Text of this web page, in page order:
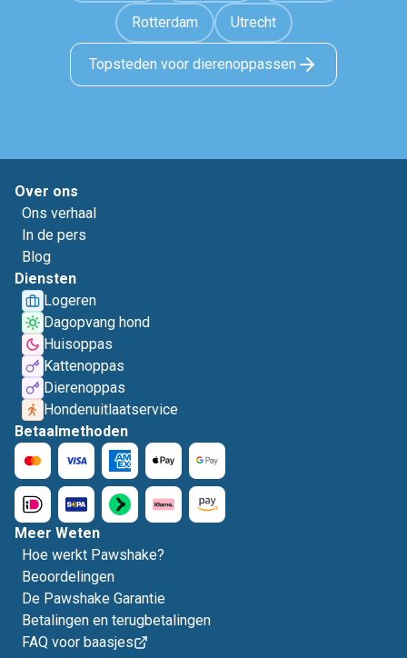
Rotterdam Utrecht
Topsteden voor dierenoppassen
Over ons
Ons verhaal
In de pers
Blog
Diensten
Logeren
Dagopvang hond
Huisoppas
Kattenoppas
Dierenoppas
Hondenuitlaatservice
Betaalmethoden
Meer Weten
Hoe werkt Pawshake?
Beoordelingen
De Pawshake Garantie
Betalingen en terugbetalingen
FAQ voor baasjes